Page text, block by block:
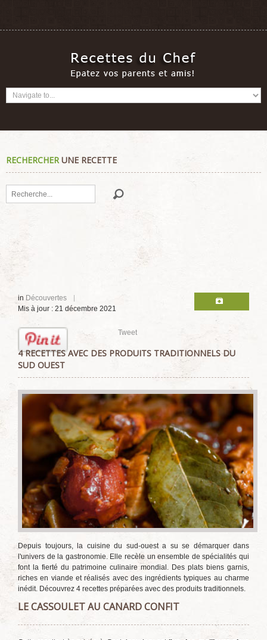
RECHERCHERUNE RECETTE
Rechercher
in Découvertes
Mis à jour : 21 décembre 2021
Tweet
4 RECETTES AVEC DES PRODUITS TRADITIONNELS DU
SUD OUEST
Depuis toujours, la cuisine du sud-ouest a su se démarquer dans
l'univers de la gastronomie. Elle recèle un ensemble de spécialités qui
font la fierté du patrimoine culinaire mondial. Des plats biens garnis,
riches en viande et réalisés avec des ingrédients typiques au charme
inédit. Découvrez 4 recettes préparées avec des produits traditionnels.
LE CASSOULET AU CANARD CONFIT